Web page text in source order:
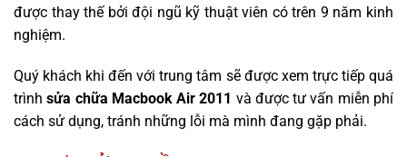
được thay thế bởi đội ngũ kỹ thuật viên có trên 9 năm kinh
nghiệm.
Quý khách khi đến với trung tâm sẽ được xem trực tiếp quá
trìnhsửa chữa Macbook Air 2011 và được tư vấn miễn phí
cách sử dụng, tránh những lỗi mà mình đang gặp phải.